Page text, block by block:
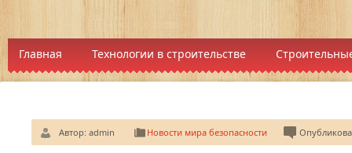
Главная Технологии в строительстве
Автор: admin Новости мира безопасности